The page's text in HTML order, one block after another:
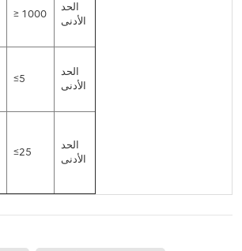
≥ 1000
الحد
الأدنى
≤5
الحد
الأدنى
≤25
الحد
الأدنى